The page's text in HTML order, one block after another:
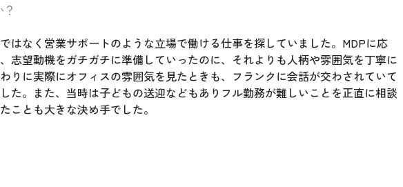
はなく営業サポートのような立場で働ける仕事を探していました。MDPに応
志望動機をガチガチに準備していったのに、それよりも人柄や雰囲気を丁寧に
りに実際にオフィスの雰囲気を見たときも、フランクに会話が交わされていて
た。また、当時は子どもの送迎などもありフル勤務が難しいことを正直に相談
ことも大きな決め手でした。